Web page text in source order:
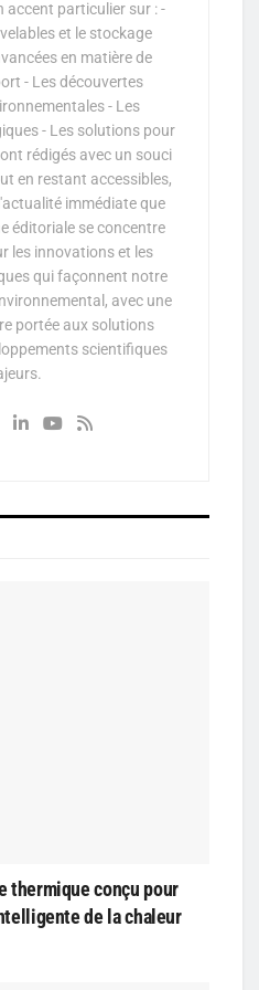
accent particulier sur : -
et le stockage
en matière de
- Les découvertes
- Les
- Les solutions pour
rédigés avec un souci
en restant accessibles,
immédiate que
éditoriale se concentre
les innovations et les
qui façonnent notre
avec une
portée aux solutions
scientifiques
thermique conçu pour
de la chaleur